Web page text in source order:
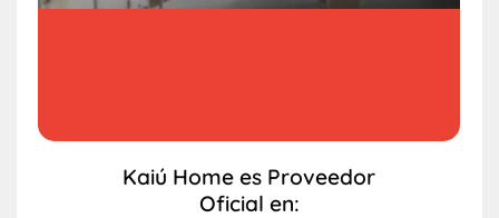
Kaiú Home es Proveedor
Oficial en: